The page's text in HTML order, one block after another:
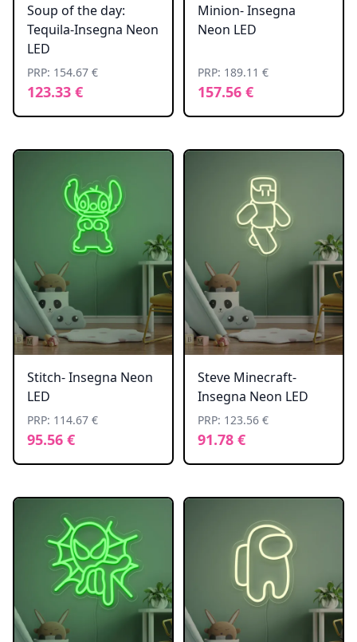
Soup of the day:
Tequila-Insegna Neon
LED
PRP: 154.67 €
123.33 €
Minion- Insegna
Neon LED
PRP: 189.11 €
157.56 €
Stitch- Insegna Neon
LED
PRP: 114.67 €
95.56 €
Steve Minecraft-
Insegna Neon LED
PRP: 123.56 €
91.78 €